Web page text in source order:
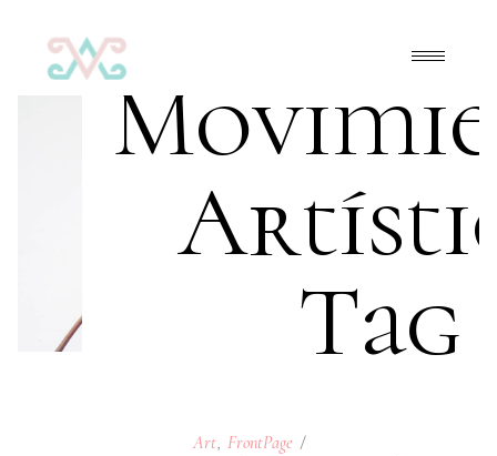
Tag
Art FrontPage